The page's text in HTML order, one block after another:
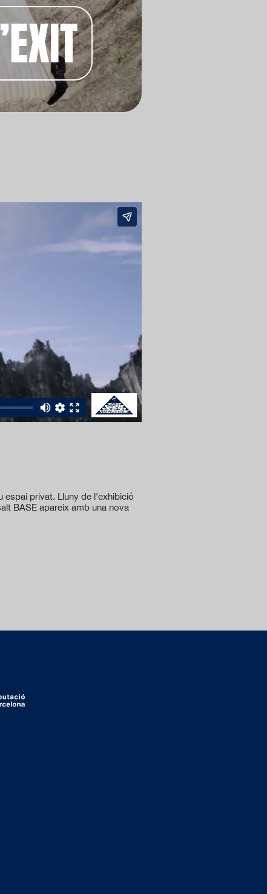
espai privat. Lluny de l'exhibició
BASE apareix amb una nova